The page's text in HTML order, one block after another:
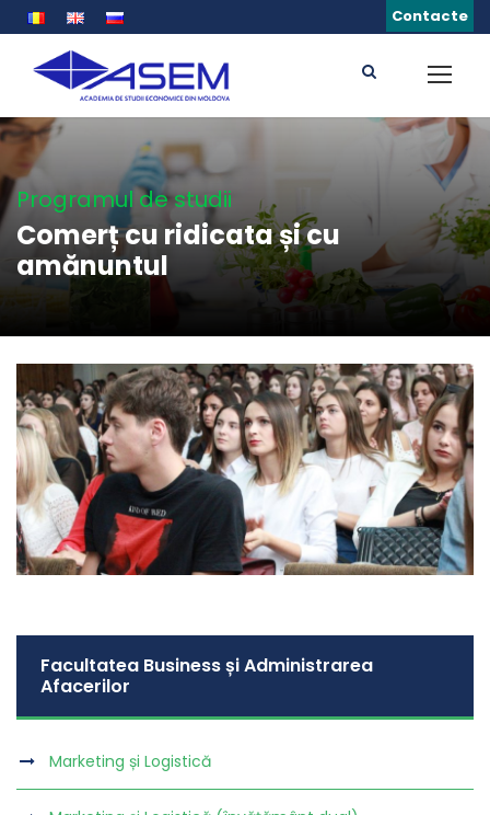
Contacte
Programul de studii
Comerț cu ridicata și cu
amănuntul
Facultatea Business și Administrarea
Afacerilor
Marketing și Logistică